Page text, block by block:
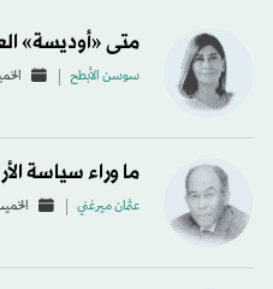
متى «أوديسة»
سوسن الأبطح الخميس
ما وراء سياسة
عثمان ميرغني الخميس 06/08